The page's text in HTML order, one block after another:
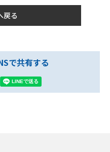
戻る
で共有する